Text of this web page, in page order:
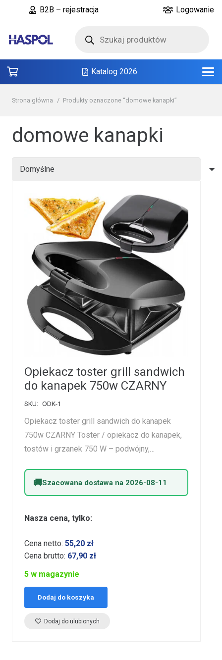
B2B – rejestracja Logowanie
produktów
Katalog 2026
Strona główna / Produkty oznaczone “domowe kanapki”
domowe kanapki
Opiekacz toster grill sandwich
do kanapek 750w CZARNY
SKU: ODK-1
Opiekacz toster grill sandwich do kanapek
750w CZARNY Toster / opiekacz do kanapek,
tostów i grzanek 750 W – podwójny,…
Szacowana dostawa na 2026-08-11
Nasza cena, tylko:
Cena netto: 55,20 zł
Cena brutto: 67,90 zł
5 w magazynie
Dodaj do koszyka
Dodaj do ulubionych